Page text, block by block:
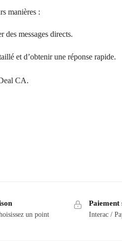
manières :
des messages directs.
et d’obtenir une réponse rapide.
CA.
un point
Paiement
Interac /